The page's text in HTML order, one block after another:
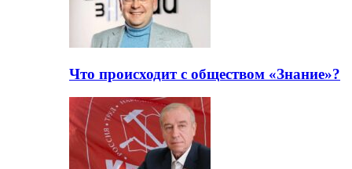
Что происходит с обществом «Знание»?